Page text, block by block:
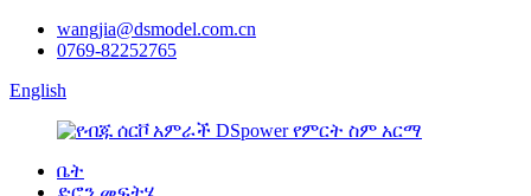
wangjia@dsmodel.com.cn
0769-82252765
English
ቤት
ድሮን መፍትሄ